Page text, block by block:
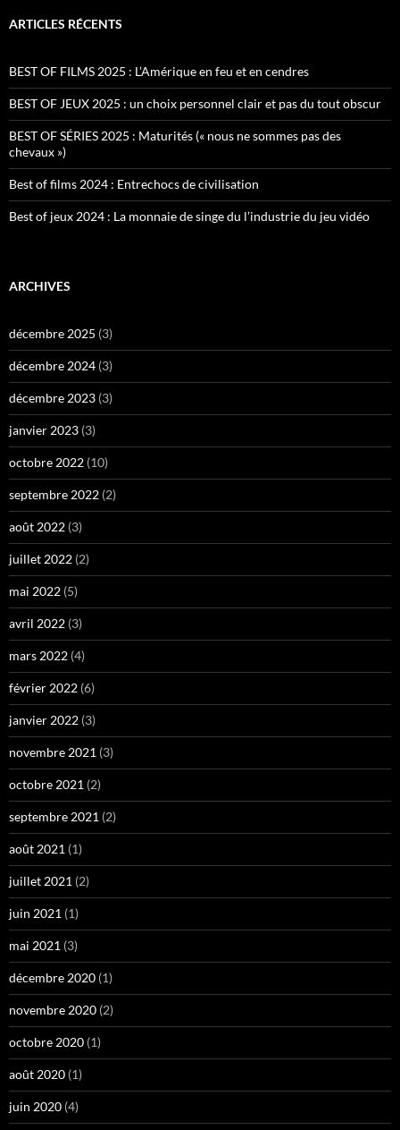
ARTICLES RÉCENTS
BEST OF FILMS 2025 : L’Amérique en feu et en cendres
BEST OF JEUX 2025 : un choix personnel clair et pas du tout obscur
BEST OF SÉRIES 2025 : Maturités (« nous ne sommes pas des
chevaux »)
Best of films 2024 : Entrechocs de civilisation
Best of jeux 2024 : La monnaie de singe du l’industrie du jeu vidéo
ARCHIVES
décembre 2025 (3)
décembre 2024 (3)
décembre 2023 (3)
janvier 2023 (3)
octobre 2022 (10)
septembre 2022 (2)
août 2022 (3)
juillet 2022 (2)
mai 2022 (5)
avril 2022 (3)
mars 2022 (4)
février 2022 (6)
janvier 2022 (3)
novembre 2021 (3)
octobre 2021 (2)
septembre 2021 (2)
août 2021 (1)
juillet 2021 (2)
juin 2021 (1)
mai 2021 (3)
décembre 2020 (1)
novembre 2020 (2)
octobre 2020 (1)
août 2020 (1)
juin 2020 (4)